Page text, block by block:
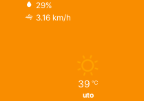
29%
3.16 km/h
39 ℃
uto